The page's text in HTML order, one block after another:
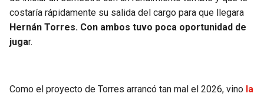
BUCCANEERS
costaría rápidamente su salida del cargo para que llegara
Hernán Torres. Con ambos tuvo poca oportunidad de
jugar.
Como el proyecto de Torres arrancó tan mal el 2026, vino la